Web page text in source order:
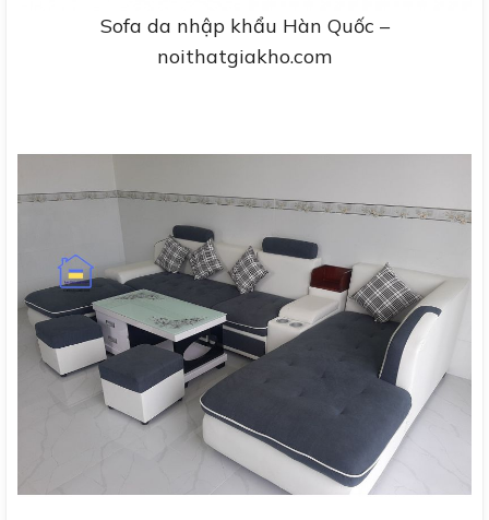
Sofa da nhập khẩu Hàn Quốc –
noithatgiakho.com